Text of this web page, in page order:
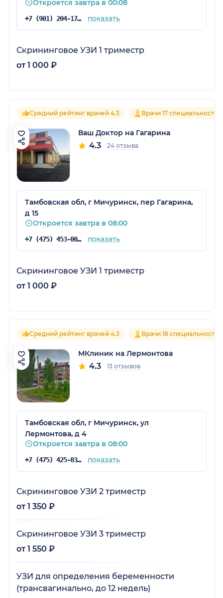
Откроется завтра в 00:08
+7 (901) 204-17-04 показать
Скрининговое УЗИ 1 триместр
от 1 000 ₽
Средний рейтинг врачей 4.3 Врачи 17 специальностей
Ваш Доктор на Гагарина
4.3 24 отзыва
Тамбовская обл, г Мичуринск, пер Гагарина,
д 15
Откроется завтра в 08:00
+7 (475) 453-00-08 показать
Скрининговое УЗИ 1 триместр
от 1 000 ₽
Средний рейтинг врачей 4.3 Врачи 18 специальностей
МКлиник на Лермонтова
4.3 13 отзывов
Тамбовская обл, г Мичуринск, ул
Лермонтова, д 4
Откроется завтра в 08:00
+7 (475) 425-03-81 показать
Скрининговое УЗИ 2 триместр
от 1 350 ₽
Скрининговое УЗИ 3 триместр
от 1 550 ₽
УЗИ для определения беременности
(трансвагинально, до 12 недель)